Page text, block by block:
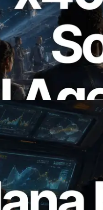
ที่รองรับ x402
นให้ API ที่ต้องใช้